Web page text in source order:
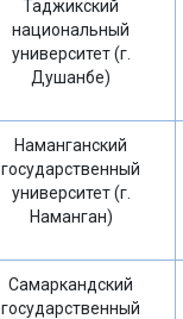
Таджикский
национальный
университет (г.
Душанбе)
Наманганский
государственный
университет (г.
Наманган)
Самаркандский
государственный